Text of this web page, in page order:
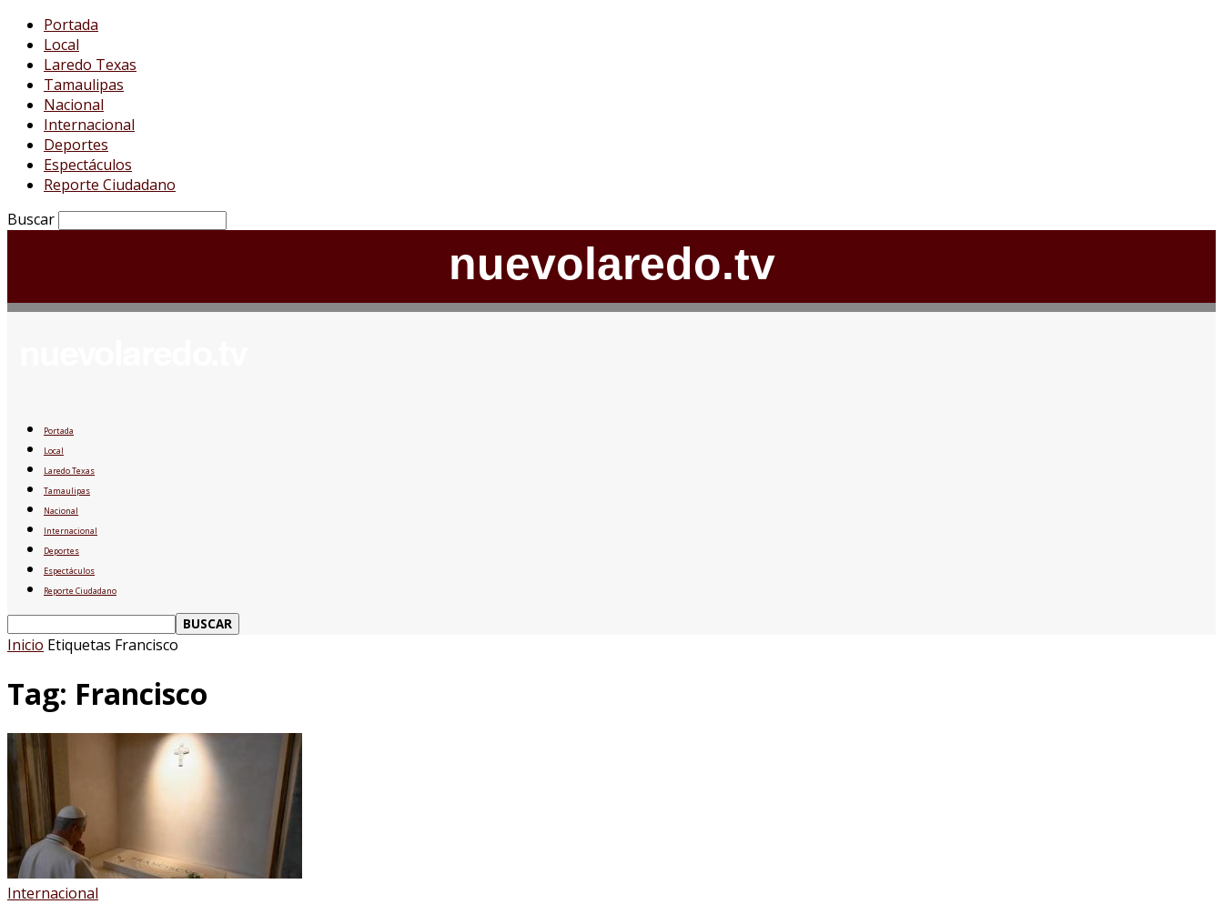
Portada
Local
Laredo Texas
Tamaulipas
Nacional
Internacional
Deportes
Espectáculos
Reporte Ciudadano
Buscar
nuevolaredo.tv
Portada
Local
Laredo Texas
Tamaulipas
Nacional
Internacional
Deportes
Espectáculos
Reporte Ciudadano
Inicio Etiquetas Francisco
Tag: Francisco
Internacional